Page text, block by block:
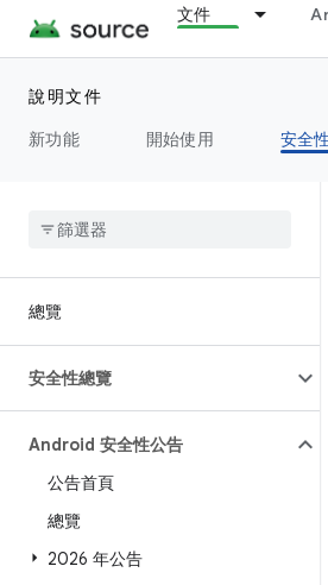
文件
說明文件
新功能
開始使用 安全性
總覽
安全性總覽
Android 安全性公告
公告首頁
總覽
2026 年公告